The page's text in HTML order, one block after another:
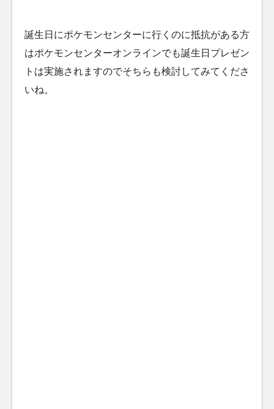
誕生日にポケモンセンターに行くのに抵抗がある方
はポケモンセンターオンラインでも誕生日プレゼン
トは実施されますのでそちらも検討してみてくださ
いね。